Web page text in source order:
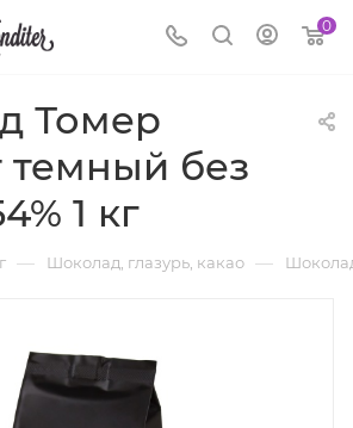
0
Томер
темный без
1 кг
— Шоколад, глазурь, какао —